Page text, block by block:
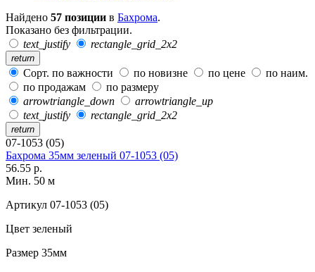
Найдено 57 позиции в Бахрома.
Показано без фильтрации.
text_justify
rectangle_grid_2x2
return
Сорт. по важности по новизне по цене
по наим.
по продажам
по размеру
arrowtriangle_down
arrowtriangle_up
text_justify
rectangle_grid_2x2
return
07-1053 (05)
Бахрома 35мм зеленый 07-1053 (05)
56.55 р.
Мин. 50 м
Артикул 07-1053 (05)
Цвет зеленый
Размер 35мм